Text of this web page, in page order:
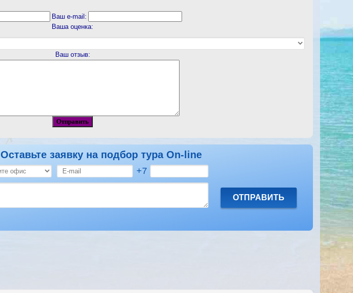
Ваш e-mail:
Ваша оценка:
Ваш отзыв:
Оставьте заявку на подбор тура On-line
+7